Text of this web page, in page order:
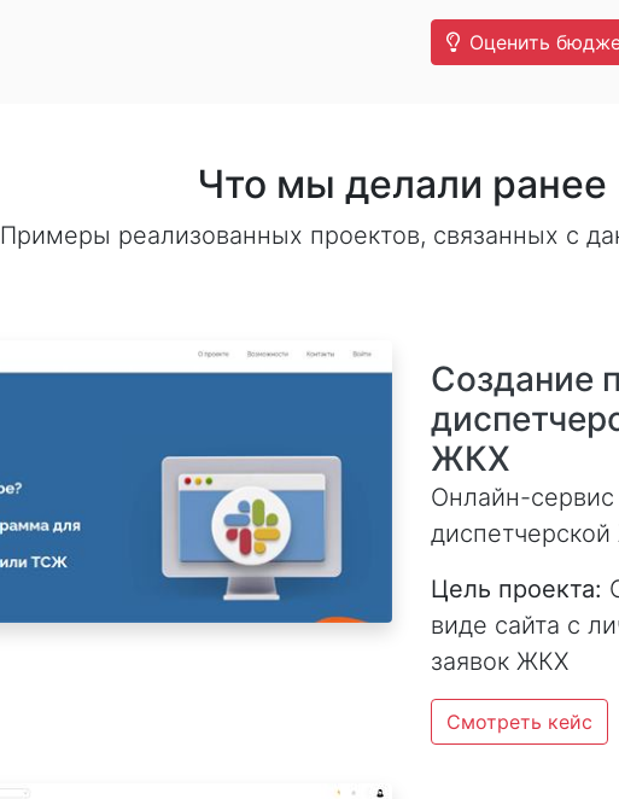
Оценить
Что мы делали ранее
Примеры реализованных проектов, связанных с
Создание
ЖКХ
Онлайн-
Цель проекта:
виде сайта с
заявок ЖКХ
Смотреть кейс